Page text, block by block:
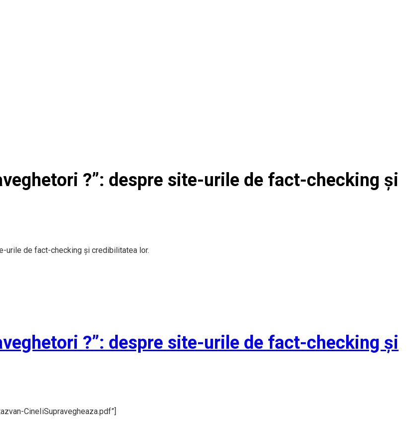
?”: despre site-urile de fact-checking și
urile de fact-checking și credibilitatea lor.
?”: despre site-urile de fact-checking și
CineIiSupravegheaza.pdf”]